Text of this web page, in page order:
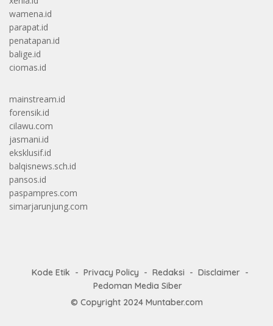
wamena.id
parapat.id
penatapan.id
balige.id
ciomas.id
mainstream.id
forensik.id
cilawu.com
jasmani.id
eksklusif.id
balqisnews.sch.id
pansos.id
paspampres.com
simarjarunjung.com
Kode Etik Privacy Policy Redaksi
Disclaimer
Pedoman Media Siber
© Copyright 2024 Muntaber.com